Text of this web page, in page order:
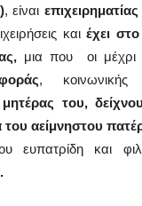
, είναι επιχειρηματίας
καιέχει
μια που οι
, κοινωνικής
μητέρας του,
του αείμνηστου
ευπατρίδη και